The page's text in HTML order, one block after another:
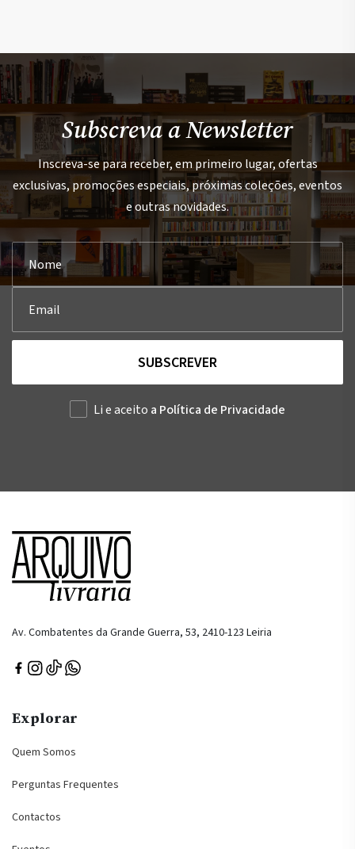
Subscreva a Newsletter
Inscreva-se para receber, em primeiro lugar, ofertas
exclusivas, promoções especiais, próximas coleções, eventos
e outras novidades.
SUBSCREVER
Li e aceito a Política de Privacidade
Av. Combatentes da Grande Guerra, 53, 2410-123 Leiria
Explorar
Quem Somos
Perguntas Frequentes
Contactos